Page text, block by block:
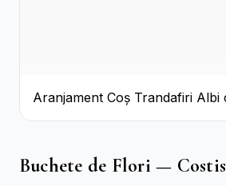
Aranjament Coș Trandafiri Albi
Accent Roșu
Buchete de Flori —